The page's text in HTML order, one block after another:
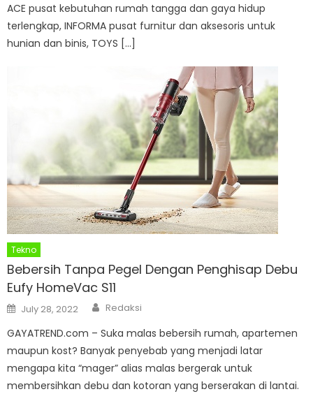
ACE pusat kebutuhan rumah tangga dan gaya hidup
terlengkap, INFORMA pusat furnitur dan aksesoris untuk
hunian dan binis, TOYS […]
Tekno
Bebersih Tanpa Pegel Dengan Penghisap Debu
Eufy HomeVac S11
Posted
on
July 28, 2022 Author
Redaksi
GAYATREND.com – Suka malas bebersih rumah, apartemen
maupun kost? Banyak penyebab yang menjadi latar
mengapa kita “mager” alias malas bergerak untuk
membersihkan debu dan kotoran yang berserakan di lantai.